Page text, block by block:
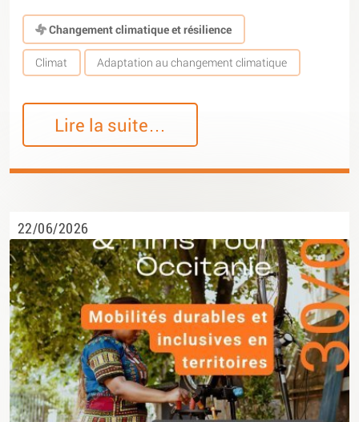
Changement climatique et résilience
Climat Adaptation au changement climatique
Lire la suite…
22/06/2026